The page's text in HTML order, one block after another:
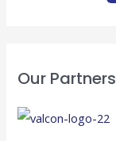
Our Partners